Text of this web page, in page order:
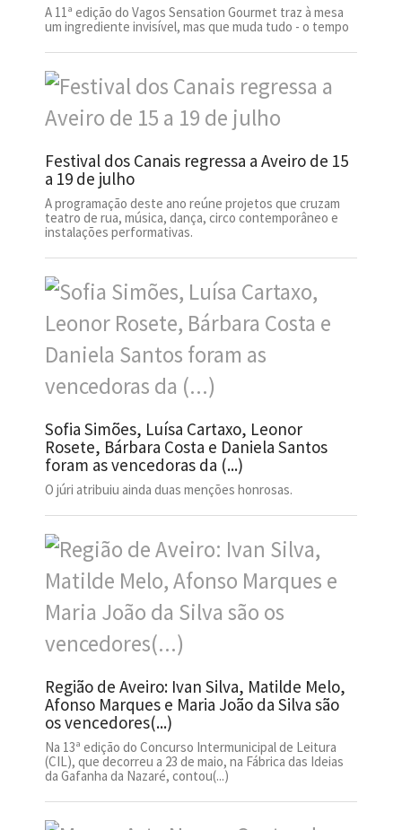
A 11ª edição do Vagos Sensation Gourmet traz à mesa
um ingrediente invisível, mas que muda tudo - o tempo
Festival dos Canais regressa a Aveiro de 15
a 19 de julho
A programação deste ano reúne projetos que cruzam
teatro de rua, música, dança, circo contemporâneo e
instalações performativas.
Sofia Simões, Luísa Cartaxo, Leonor
Rosete, Bárbara Costa e Daniela Santos
foram as vencedoras da (...)
O júri atribuiu ainda duas menções honrosas.
Região de Aveiro: Ivan Silva, Matilde Melo,
Afonso Marques e Maria João da Silva são
os vencedores(...)
Na 13ª edição do Concurso Intermunicipal de Leitura
(CIL), que decorreu a 23 de maio, na Fábrica das Ideias
da Gafanha da Nazaré, contou(...)